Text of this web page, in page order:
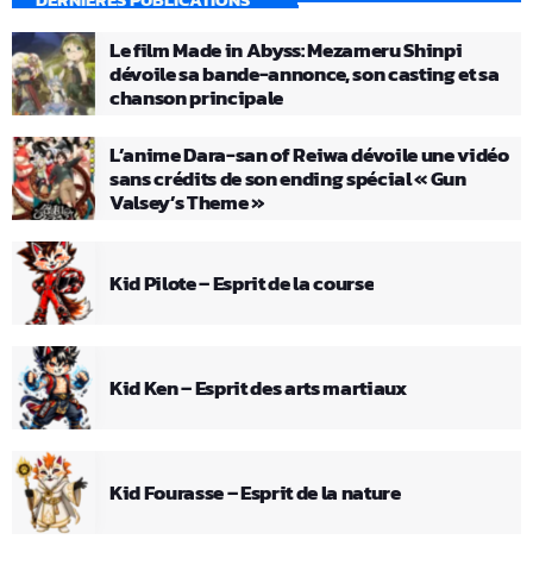
Le film Made in Abyss: Mezameru Shinpi
dévoile sa bande-annonce, son casting et sa
chanson principale
L’anime Dara-san of Reiwa dévoile une vidéo
sans crédits de son ending spécial « Gun
Valsey’s Theme »
Kid Pilote – Esprit de la course
Kid Ken – Esprit des arts martiaux
Kid Fourasse – Esprit de la nature